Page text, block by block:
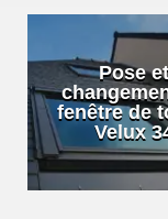
Pose et
fenêtre de
Velux